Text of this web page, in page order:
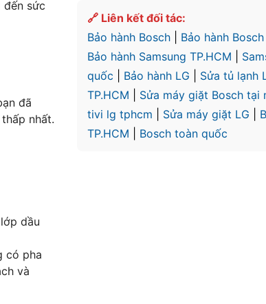
đến sức
đã
nhất.
dầu
có pha
và
🔗 Liên kết đối tác:
Bảo hành Bosch
Bảo hành
Bảo hành Samsung TP.HCM
quốc
Bảo hành LG
Sửa tủ lạnh
TP.HCM
Sửa máy giặt Bosch tại
tivi lg tphcm
Sửa máy giặt LG
TP.HCM
Bosch toàn quốc